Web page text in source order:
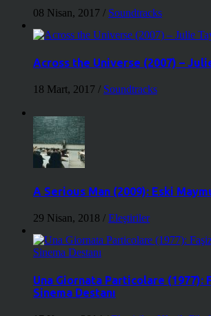
08 Nisan, 2017 / Soundtracks
Across the Universe (2007) –
18 Mart, 2017 / Soundtracks
A Serious Man (2009): Eski
29 Nisan, 2018 / Eleştiriler
Una Giornata Particolare (1977):
Sinema Destanı